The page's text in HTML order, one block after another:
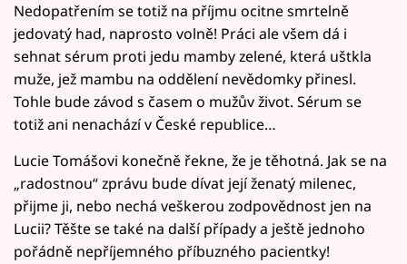
Nedopatřením se totiž na příjmu ocitne smrtelně
jedovatý had, naprosto volně! Práci ale všem dá i
sehnat sérum proti jedu mamby zelené, která uštkla
muže, jež mambu na oddělení nevědomky přinesl.
Tohle bude závod s časem o mužův život. Sérum se
totiž ani nenachází v České republice…
Lucie Tomášovi konečně řekne, že je těhotná. Jak se na
„radostnou“ zprávu bude dívat její ženatý milenec,
přijme ji, nebo nechá veškerou zodpovědnost jen na
Lucii? Těšte se také na další případy a ještě jednoho
pořádně nepříjemného příbuzného pacientky!